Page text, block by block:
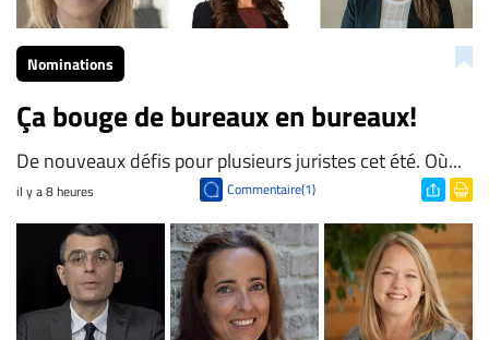
Nominations
Ça bouge de bureaux en bureaux!
De nouveaux défis pour plusieurs juristes cet été. Où...
il y a 8 heures Commentaire(1)